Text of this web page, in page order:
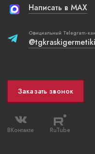
Написать в MAX
Официальный Telegram-
@tgkraskigermetiki
Заказать звонок
ВКонтакте RuTube